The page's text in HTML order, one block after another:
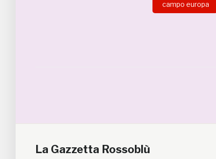
campo europa
La Gazzetta Rossoblù